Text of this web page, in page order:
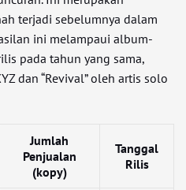
terjadi sebelumnya dalam
ini melampaui album-
pada tahun yang sama,
dan “Revival” oleh artis solo
Jumlah
Penjualan
(kopy)
Tanggal
Rilis